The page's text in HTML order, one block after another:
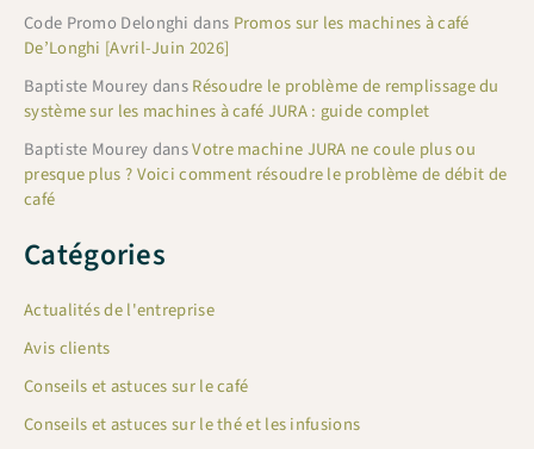
Code Promo Delonghi dans Promos sur les machines à café
De’Longhi [Avril-Juin 2026]
Baptiste MoureydansRésoudre le problème de remplissage du
système sur les machines à café JURA : guide complet
Baptiste MoureydansVotre machine JURA ne coule plus ou
presque plus ? Voici comment résoudre le problème de débit de
café
Catégories
Actualités de l'entreprise
Avis clients
Conseils et astuces sur le café
Conseils et astuces sur le thé et les infusions